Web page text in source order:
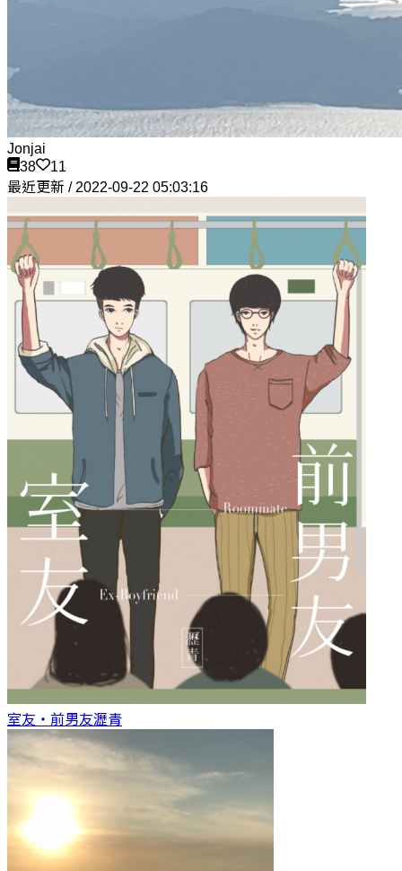
Jonjai
38
11
最近更新 / 2022-09-22 05:03:16
室友‧前男友瀝青